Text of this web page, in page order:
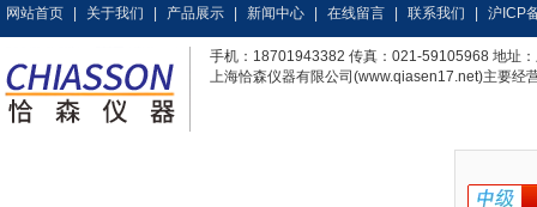
网站首页 关于我们 产品展示 新闻中心 在线留言 联系我们 沪ICP
手机：18701943382 传真：021-59105968 地址
上海恰森仪器有限公司(www.qiasen17.net)主要经